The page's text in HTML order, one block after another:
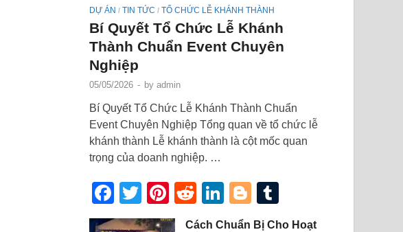
DỰ ÁN / TIN TỨC / TỔ CHỨC LỄ KHÁNH THÀNH
Bí Quyết Tổ Chức Lễ Khánh
Thành Chuẩn Event Chuyên
Nghiệp
05/05/2026 - byadmin
Bí Quyết Tổ Chức Lễ Khánh Thành Chuẩn
Event Chuyên Nghiệp Tổng quan về tổ chức lễ
khánh thành Lễ khánh thành là cột mốc quan
trọng của doanh nghiệp. …
Facebook
Twitter
Pinterest
RedditLinkedIn
Blogger
Cách Chuẩn Bị Cho Hoạt